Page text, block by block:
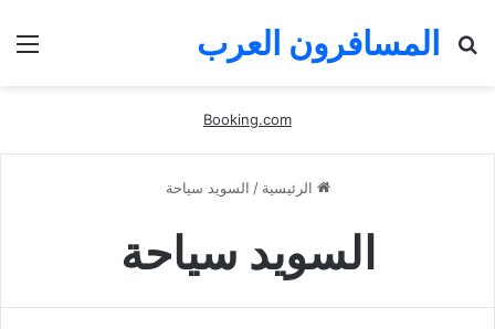
المسافرون العرب
Booking.com
الرئيسية / السويد سياحة
السويد سياحة